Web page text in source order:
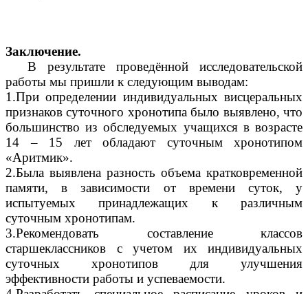
Заключение.
В результате проведённой исследовательской
работы мы пришли к следующим выводам:
1.При определении индивидуальных висцеральных
признаков суточного хронотипа было выявлено, что
большинство из обследуемых учащихся в возрасте
14 – 15 лет обладают суточным хронотипом
«Аритмик».
2.Была выявлена разность объема кратковременной
памяти, в зависимости от времени суток, у
испытуемых принадлежащих к различным
суточным хронотипам.
3.Рекомендовать составление классов
старшеклассников с учетом их индивидуальных
суточных хронотипов для улучшения
эффективности работы и успеваемости.